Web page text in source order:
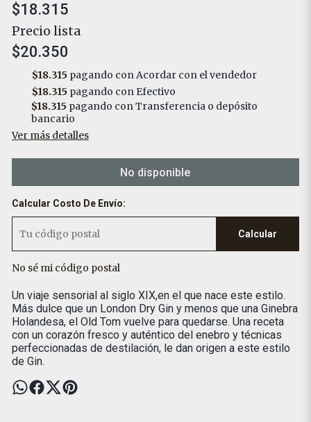
$18.315
Precio lista
$20.350
$18.315 pagando con Acordar con el vendedor
$18.315 pagando con Efectivo
$18.315 pagando con Transferencia o depósito
bancario
Ver más detalles
No disponible
Calcular Costo De Envío:
Calcular
No sé mi código postal
Un viaje sensorial al siglo XIX,en el que nace este estilo.
Más dulce que un London Dry Gin y menos que una Ginebra
Holandesa, el Old Tom vuelve para quedarse. Una receta
con un corazón fresco y auténtico del enebro y técnicas
perfeccionadas de destilación, le dan origen a este estilo
de Gin.